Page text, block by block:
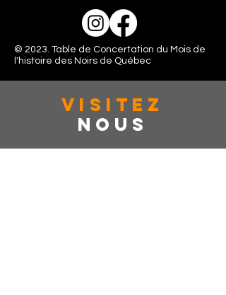
© 2023. Table de Concertation du Mois de
l'histoire des Noirs de Québec
VISITez
Nous